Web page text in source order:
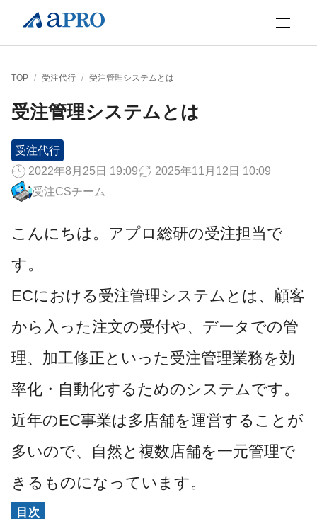
TOP / 受注代行 / 受注管理システムとは
受注管理システムとは
受注代行
2022年8月25日 19:09
2025年11月12日 10:09
受注CSチーム
こんにちは。アプロ総研の受注担当で
す。
ECにおける受注管理システムとは、顧客
から入った注文の受付や、データでの管
理、加工修正といった受注管理業務を効
率化・自動化するためのシステムです。
近年のEC事業は多店舗を運営することが
多いので、自然と複数店舗を一元管理で
きるものになっています。